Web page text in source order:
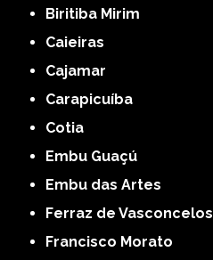
Biritiba Mirim
Caieiras
Cajamar
Carapicuíba
Cotia
Embu Guaçú
Embu das Artes
Ferraz de Vasconcelos
Francisco Morato